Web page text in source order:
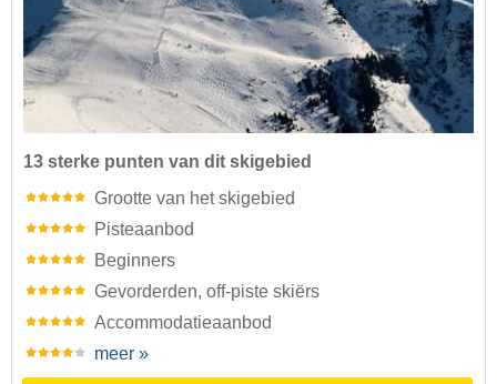
13 sterke punten van dit skigebied
Grootte van het skigebied
Pisteaanbod
Beginners
Gevorderden, off-piste skiërs
Accommodatieaanbod
meer »